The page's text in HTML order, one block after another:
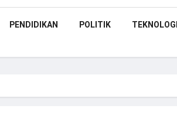
PENDIDIKAN POLITIK TEKNOLOGI